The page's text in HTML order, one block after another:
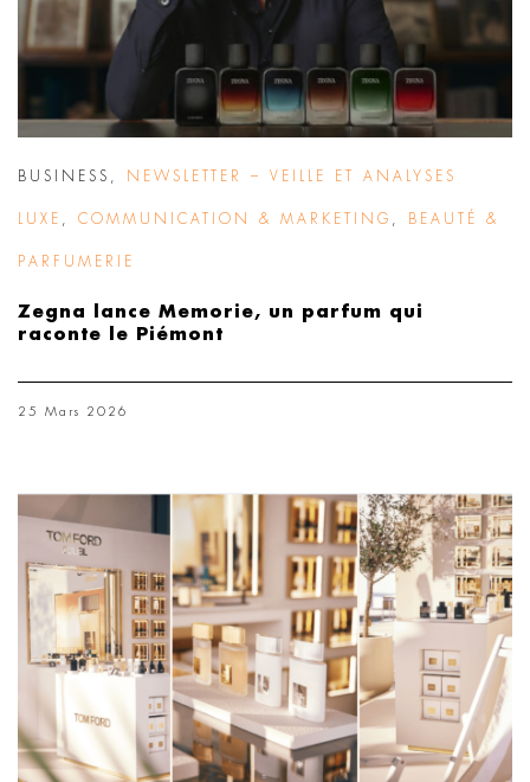
BUSINESS NEWSLETTER – VEILLE ET ANALYSES
LUXE COMMUNICATION & MARKETING BEAUTÉ &
PARFUMERIE
Zegna lance Memorie, un parfum qui
raconte le Piémont
25 Mars 2026